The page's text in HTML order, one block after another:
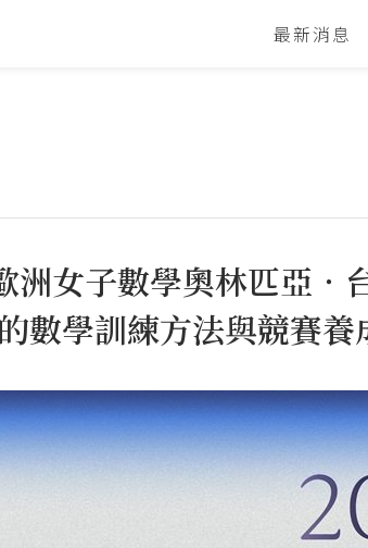
最新消息
洲女子數學奧林匹亞
數學訓練方法與競賽養